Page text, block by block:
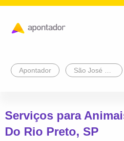
Apontador
Serviços para
Do Rio Preto, SP